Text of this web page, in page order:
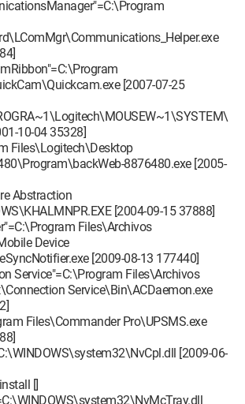
[2007-07-25
10-04 35328]
Files\Logitech\Desktop
8876480.exe [2005-
Abstraction
[2004-09-15 37888]
Files\Archivos
Device
[2009-08-13 177440]
Service"=C:\Program Files\Archivos
Service\Bin\ACDaemon.exe
Files\Commander Pro\UPSMS.exe
[2009-06-
[]